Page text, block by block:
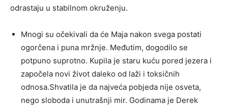
odrastaju u stabilnom okruženju.
Mnogi su očekivali da će Maja nakon svega postati
ogorčena i puna mržnje. Međutim, dogodilo se
potpuno suprotno. Kupila je staru kuću pored jezera i
započela novi život daleko od laži i toksičnih
odnosa.Shvatila je da najveća pobjeda nije osveta,
nego sloboda i unutrašnji mir. Godinama je Derek